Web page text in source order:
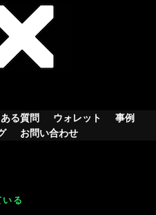
る質問 ウォレット
事例
お問い合わせ
る